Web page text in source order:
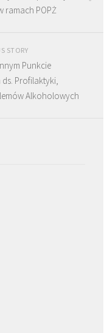
ramach POPŻ
STORY
Punkcie
Profilaktyki,
Alkoholowych